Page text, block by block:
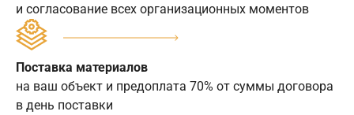
и согласование всех организационных моментов
Поставка материалов
на ваш объект и предоплата 70% от суммы договора
в день поставки